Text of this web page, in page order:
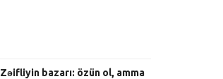
Zəifliyin bazarı: özün ol, amma